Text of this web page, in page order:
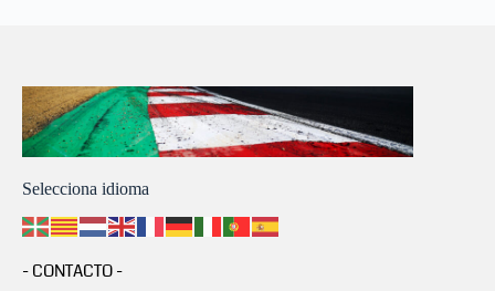
Selecciona idioma
- CONTACTO -